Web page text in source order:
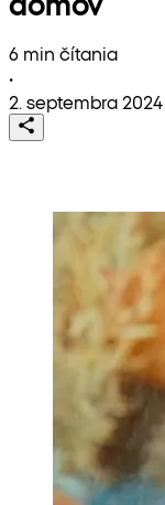
6 min čítania
•
2. septembra 2024